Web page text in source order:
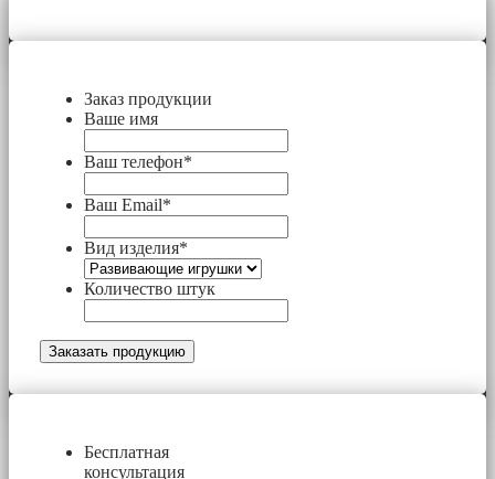
Заказ продукции
Ваше имя
Ваш телефон*
Ваш Email*
Вид изделия*
Количество штук
Бесплатная
консультация